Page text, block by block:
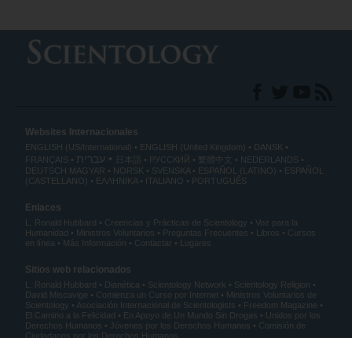
Websites Internacionales
ENGLISH (US/International) ENGLISH (United Kingdom)
DANSK
FRANÇAIS
עברית 日本語 РУССКИЙ 繁體中文
NEDERLANDS
DEUTSCH MAGYAR NORSK SVENSKA ESPAÑOL (LATINO)
ESPAÑOL
(CASTELLANO)
ΕΛΛΗΝΙΚA ITALIANO PORTUGUÊS
Enlaces
L. Ronald Hubbard Creencias y Prácticas de Scientology
Voz para la
Humanidad
Ministros Voluntarios Preguntas Frecuentes Libros
Cursos
en línea
Más Información Contactar Lugares
Sitios web relacionados
L. Ronald Hubbard Dianética Scientology Network
Scientology Religion
David Miscavige
Comienza un Curso por Internet
Ministros Voluntarios de
Scientology
Asociación Internacional de Scientologists
Freedom Magazine
El Camino a la Felicidad
En Apoyo de Un Mundo Sin Drogas
Unidos por los
Derechos Humanos
Jóvenes por los Derechos Humanos
Comisión de
Ciudadanos por los Derechos Humanos